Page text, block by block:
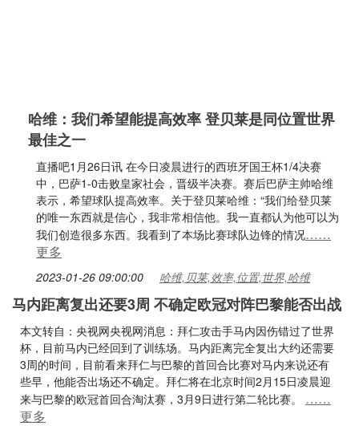
哈维：我们希望能提高效率 登贝莱是同位置世界
最佳之一
直播吧1月26日讯 在今日凌晨进行的西班牙国王杯1/4决赛
中，巴萨1-0击败皇家社会，晋级半决赛。赛后巴萨主帅哈维
表示，希望球队提高效率。关于登贝莱哈维：“我们给登贝莱
的唯一东西就是信心，我非常相信他。我一直都认为他可以为
我们创造很多东西。我看到了本场比赛球队边锋的情况……
更多
2023-01-26 09:00:00 哈维,贝莱,效率,位置,世界,哈维
马内距离复出还要3周 不确定欧冠对阵巴黎能否出战
本文转自：央视网央视网消息：拜仁攻击手马内因伤错过了世界
杯，目前马内已经回到了训练场。马内距离完全复出大约还需要
3周的时间，目前看来拜仁与巴黎的首回合比赛对马内来说还有
些早，他能否出场还不确定。拜仁将在北京时间2月15日凌晨迎
来与巴黎的欧冠首回合淘汰赛，3月9日进行第二轮比赛。 ……
更多